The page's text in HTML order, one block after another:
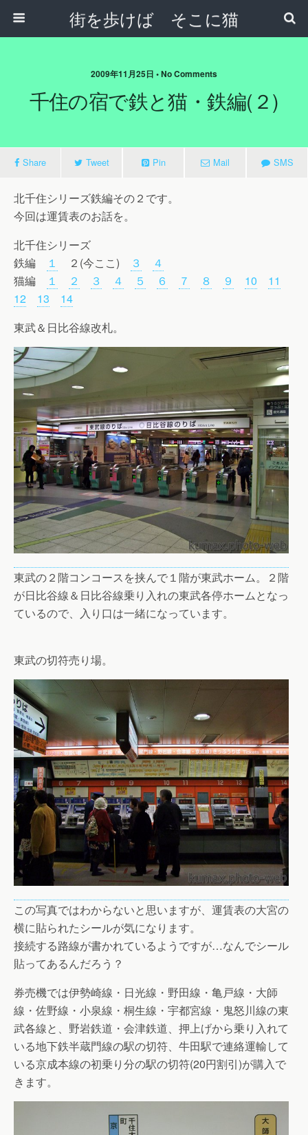
街を歩けば そこに猫
2009年11月25日 • No Comments
千住の宿で鉄と猫・鉄編(２)
Share Tweet Pin Mail SMS
北千住シリーズ鉄編その２です。
今回は運賃表のお話を。
北千住シリーズ
鉄編
１ ２(今ここ) ３
４
猫編
１ ２ ３ ４ ５ ６ ７ ８ ９ 10
11
12
13
14
東武＆日比谷線改札。
東武の２階コンコースを挟んで１階が東武ホーム。２階
が日比谷線＆日比谷線乗り入れの東武各停ホームとなっ
ているので、入り口は一緒になっています。
東武の切符売り場。
この写真ではわからないと思いますが、運賃表の大宮の
横に貼られたシールが気になります。
接続する路線が書かれているようですが…なんでシール
貼ってあるんだろう？
券売機では伊勢崎線・日光線・野田線・亀戸線・大師
線・佐野線・小泉線・桐生線・宇都宮線・鬼怒川線の東
武各線と、野岩鉄道・会津鉄道、押上げから乗り入れて
いる地下鉄半蔵門線の駅の切符、牛田駅で連絡運輸して
いる京成本線の初乗り分の駅の切符(20円割引)が購入で
きます。